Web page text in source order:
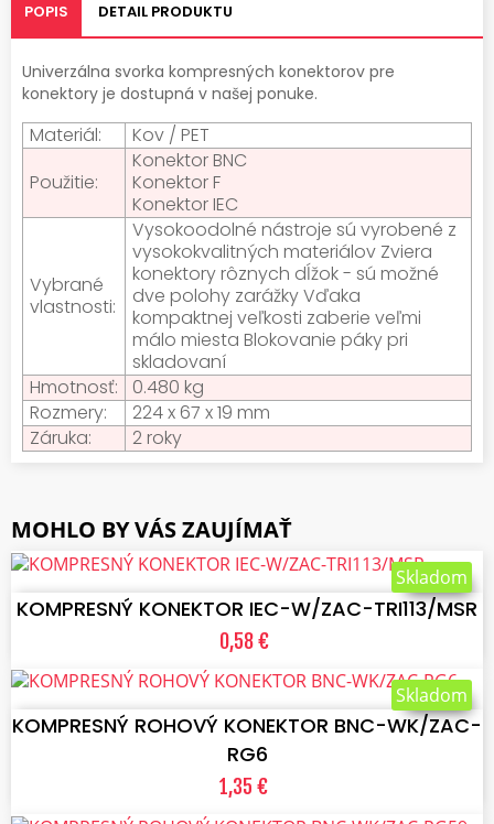
POPIS DETAIL PRODUKTU
Univerzálna svorka kompresných konektorov pre
konektory je dostupná v našej ponuke.
Materiál:
Kov / PET
Použitie:
Konektor BNC
Konektor F
Konektor IEC
Vybrané
vlastnosti:
Vysokoodolné nástroje sú vyrobené z
vysokokvalitných materiálov Zviera
konektory rôznych dĺžok - sú možné
dve polohy zarážky Vďaka
kompaktnej veľkosti zaberie veľmi
málo miesta Blokovanie páky pri
skladovaní
Hmotnosť:
0.480 kg
Rozmery:
224 x 67 x 19 mm
Záruka:
2 roky
MOHLO BY VÁS ZAUJÍMAŤ
VLOŽIŤ DO KOŠÍKA
KOMPRESNÝ KONEKTOR IEC-W/ZAC-TRI113/MSR
0,58 €
Skladom
VLOŽIŤ DO KOŠÍKA
KOMPRESNÝ ROHOVÝ KONEKTOR BNC-WK/ZAC-
RG6
1,35 €
Skladom